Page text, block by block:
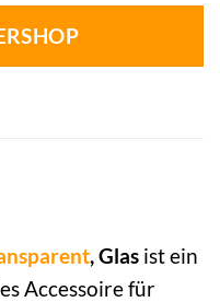
, Glas ist ein
Accessoire für